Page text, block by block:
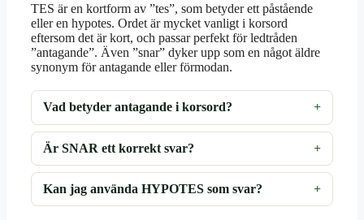
TES är en kortform av ”tes”, som betyder ett påstående
eller en hypotes. Ordet är mycket vanligt i korsord
eftersom det är kort, och passar perfekt för ledtråden
”antagande”. Även ”snar” dyker upp som en något äldre
synonym för antagande eller förmodan.
Vad betyder antagande i korsord?
Är SNAR ett korrekt svar?
Kan jag använda HYPOTES som svar?